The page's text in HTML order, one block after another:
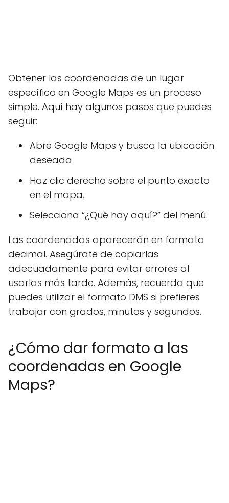
Obtener las coordenadas de un lugar
específico en Google Maps es un proceso
simple. Aquí hay algunos pasos que puedes
seguir:
Abre Google Maps y busca la ubicación
deseada.
Haz clic derecho sobre el punto exacto
en el mapa.
Selecciona “¿Qué hay aquí?” del menú.
Las coordenadas aparecerán en formato
decimal. Asegúrate de copiarlas
adecuadamente para evitar errores al
usarlas más tarde. Además, recuerda que
puedes utilizar el formato DMS si prefieres
trabajar con grados, minutos y segundos.
¿Cómo dar formato a las
coordenadas en Google
Maps?